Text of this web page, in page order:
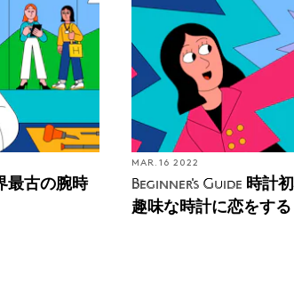
最古の腕時
MAR. 16 2022
Beginner's Guide 時計
趣味な時計に恋をする